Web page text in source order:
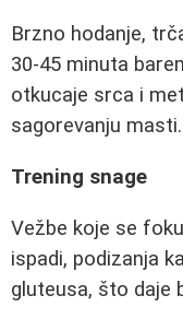
Brzno hodanje,
30-45 minuta
otkucaje srca i
sagorevanju masti.
Trening snage
Vežbe koje se
ispadi, podizanja
gluteusa, što daje